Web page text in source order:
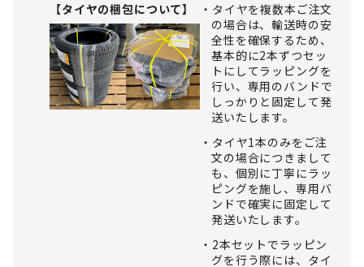
【タイヤの梱包について】
タイヤを複数本ご注文
の場合は、輸送時の安
全性を確保するため、
基本的に2本ずつセッ
トにしてラッピングを
行い、専用のバンドで
しっかりと固定して発
送いたします。
タイヤ1本のみをご注
文の場合につきまして
も、個別に丁寧にラッ
ピングを施し、専用バ
ンドで確実に固定して
発送いたします。
2本セットでラッピン
グを行う際には、タイ